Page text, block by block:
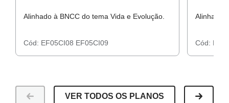
Alinhado à BNCC do tema Vida e Evolução.
Cód: EF05CI08 EF05CI09
Alinhado
Cód:
VER TODOS OS PLANOS